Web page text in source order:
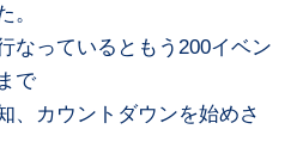
。
なっているともう200イベン
で
、カウントダウンを始めさ